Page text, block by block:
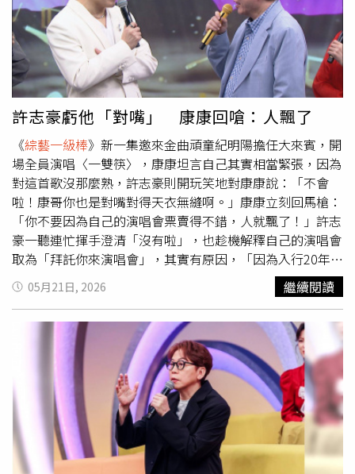
為你唱國語歌應該都唱余天那種，沒想到你唱劉文正也這麼
好！」蔡小虎則笑回，其實自己小時候就會唱，只是從來沒
公開唱過。到了評分環節，蔡小虎認為「自己這組唱得最
好」，康康一聽搭腔：「你要是唱得不好，怎有資格當評
審？」正當蔡小虎準備給自己投下一個讚牌時，許志豪立刻
替上一輪跟蔡小虎也有合唱〈夢中的探戈〉的吳俊宏抱不
平。許志豪開玩笑地指蔡小虎以稱讚吳俊宏最近曝光度很
高、沒拿到讚牌沒關係，反觀換沈建豪一合唱就有讚牌可
拿，有差別待遇。蔡小虎（左）與沈建豪合唱〈太陽一
樣〉。（圖／中視提供）節目進入精彩的「對唱」環節，各
組展現驚人默契。首先由「森恬CP」李子森與杜忻恬甜蜜
獻唱〈青春曼波〉；緊接著朱海君、吳俊宏對唱〈我願
意〉；而陳隨意與談詩玲組成的「陳年老談CP」則帶來經
典的〈風鈴聲〉。有趣的是，看見「森恬CP」在舞台上浪
漫轉圈，陳隨意也忍不住有樣學樣、跟著大轉特轉。這突如
其來的舉動讓康康看不下去，並幽默奉勸：「藝術是不能勉
強的，你看到人家跳得那麼好，就想有樣學樣。」沒想到蔡
小虎卻跳出來幫陳隨意說話：「他這種跳法是森恬他們沒辦
法跳的。」康康隨即抓到機會調侃：「原來你喜歡看這種的
喔？他這樣很自然地在裝瘋。」一來一往的犀利對話，逗得
全場大笑。想看更多令人驚豔的超級美聲與爆笑互動，請鎖
定30日（周六）晚間8點中視《綜藝一級棒》，周日晚間8
點中天娛樂台也有播出。杜忻恬（左）、李子森合唱《青春
曼波〉。（圖／中視提供）
許志豪虧他「對嘴」 康康回嗆：人飄了
《綜藝一級棒》新一集邀來金曲頑童紀明陽擔任大來賓，開
場全員演唱〈一雙筷〉，康康坦言自己其實相當緊張，因為
對這首歌沒那麼熟，許志豪則開玩笑地對康康說：「不會
啦！康哥你也是對嘴對得天衣無縫啊。」康康立刻回馬槍：
「你不要因為自己的演唱會票賣得不錯，人就飄了！」許志
豪一聽連忙揮手澄清「沒有啦」，也趁機解釋自己的演唱會
取為「拜託你來演唱會」，其實有原因，「因為入行20年，
第一次辦自己的演唱會，真的很怕大家不來。」 節目中歌
手輪番上陣演唱，進入評分環節時，紀明陽老師還自爆因為
擔心自己記性沒那麼好，特地準備紙筆記分，沒想到原子筆
竟然沒水，只能靠記憶力硬撐到底。紀明陽對每位歌手的聲
音特色都能精闢解析，他指出陳隨意因為下巴較飽滿，所以
中低音特別迷人，「不過高音的位置到前額共鳴時，就比較
沒那麼有優勢。」接著他點名許志豪：「他剛好相反，下巴
比較瘦，所以中低音沒有陳隨意那麼厚，但因為頭比較大，
高音反而很好。」 接著陳隨意和陳孟賢、吳俊宏帶來紅孩
兒的〈初戀〉一曲，三人特地換上高中制服，努力營造青春
氣息，而站在C位的陳隨意雖然賣力唱跳但依舊「同手同
05月21日, 2026 繼續閱讀